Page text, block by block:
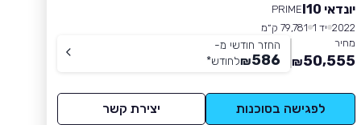
יונדאי I10
PRIME
2022 יד 1
79,781 ק״מ
מחיר
50,555
₪
החזר חודשי מ-
586
₪לחודש*
לפגישה בסוכנות יצירת קשר